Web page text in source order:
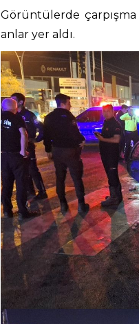
Görüntülerde
anlar yer aldı.